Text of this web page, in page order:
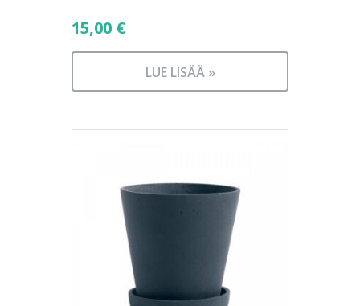
15,00 €
LUE LISÄÄ »